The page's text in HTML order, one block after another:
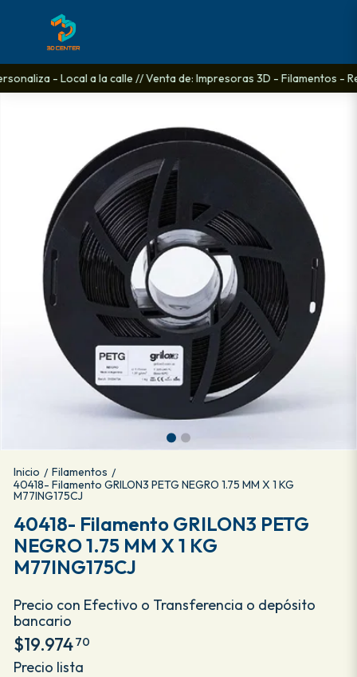
- Local a la calle // Venta de: Impresoras 3D - Filamentos -
Inicio / Filamentos /
40418- Filamento GRILON3 PETG NEGRO 1.75 MM X 1 KG
M77ING175CJ
40418- Filamento GRILON3 PETG
NEGRO 1.75 MM X 1 KG
M77ING175CJ
Precio con Efectivo o Transferencia o depósito
bancario
$19.97470
Precio lista